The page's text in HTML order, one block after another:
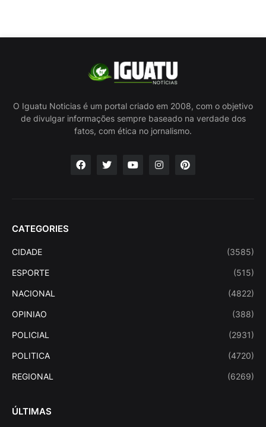
O Iguatu Noticias é um portal criado em 2008, com o objetivo
de divulgar informações sempre baseado na verdade dos
fatos, com ética no jornalismo.
CATEGORIES
CIDADE (3585)
ESPORTE (515)
NACIONAL (4822)
OPINIAO (388)
POLICIAL (2931)
POLITICA (4720)
REGIONAL (6269)
ÚLTIMAS